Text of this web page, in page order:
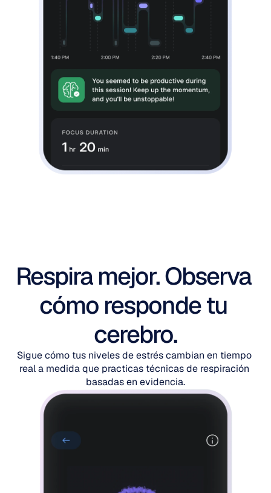
Respira mejor. Observa
cómo responde tu
cerebro.
Sigue cómo tus niveles de estrés cambian en tiempo
real a medida que practicas técnicas de respiración
basadas en evidencia.